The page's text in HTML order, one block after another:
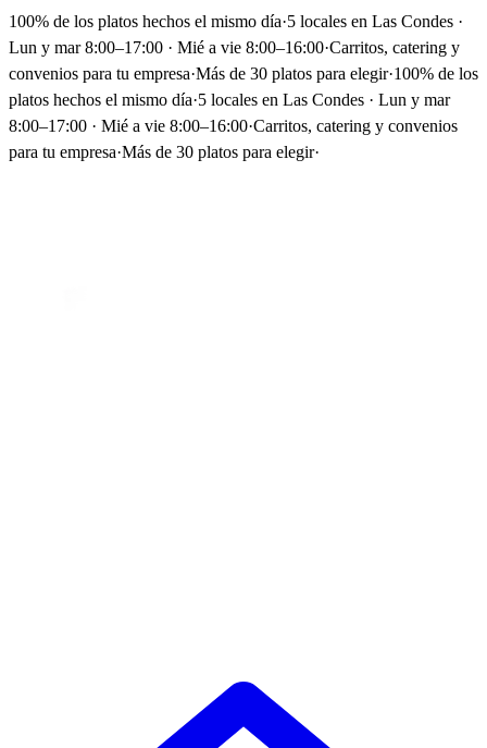
100% de los platos hechos el mismo día·5 locales en Las Condes ·
Lun y mar 8:00–17:00 · Mié a vie 8:00–16:00·Carritos, catering y
convenios para tu empresa·Más de 30 platos para elegir·100% de los
platos hechos el mismo día·5 locales en Las Condes · Lun y mar
8:00–17:00 · Mié a vie 8:00–16:00·Carritos, catering y convenios
para tu empresa·Más de 30 platos para elegir·